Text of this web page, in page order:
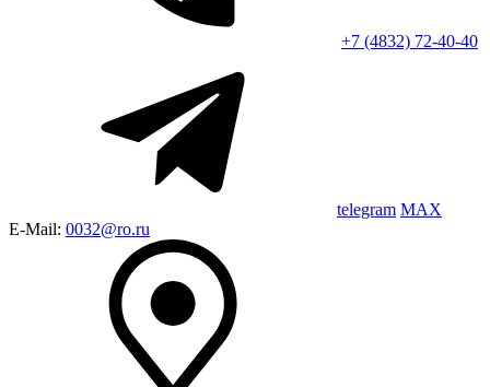
+7 (4832) 72-40-40
telegram MAX
E-Mail: 0032@ro.ru